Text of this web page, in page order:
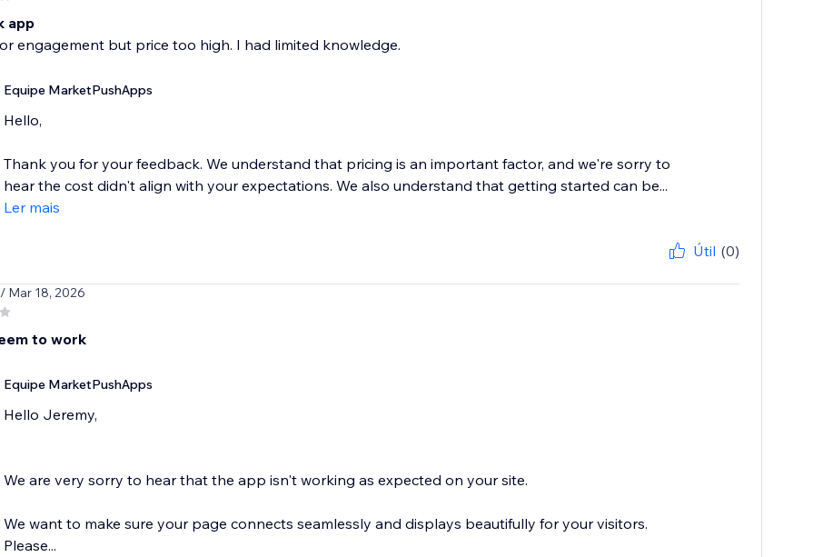
app
engagement but price too high. I had limited knowledge.
Equipe MarketPushApps
Hello,
Thank you for your feedback. We understand that pricing is an important factor, and we're sorry to
hear the cost didn't align with your expectations. We also understand that getting started can be...
Ler mais
Útil (0)
/ Mar 18, 2026
to work
Equipe MarketPushApps
Hello Jeremy,
We are very sorry to hear that the app isn't working as expected on your site.
We want to make sure your page connects seamlessly and displays beautifully for your visitors.
Please...